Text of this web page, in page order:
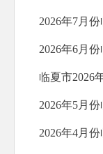
政府预算
放管服改
应急预案
公共企事
基层政